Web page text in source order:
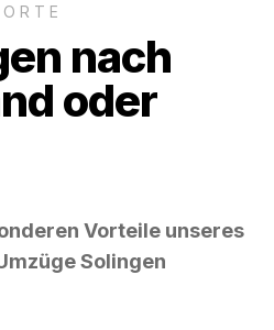
nach
oder
Vorteile unseres
Solingen